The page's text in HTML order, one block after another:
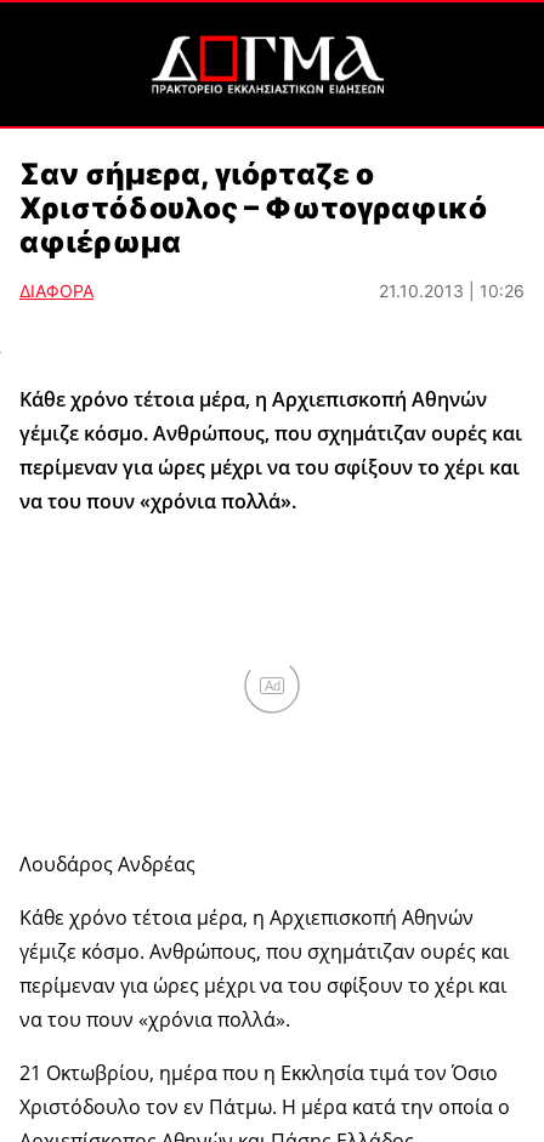
Σαν σήμερα, γιόρταζε ο
Χριστόδουλος – Φωτογραφικό
αφιέρωμα
ΔΙΑΦΟΡΑ 21.10.2013 | 10:26
Κάθε χρόνο τέτοια μέρα, η Αρχιεπισκοπή Αθηνών
γέμιζε κόσμο. Ανθρώπους, που σχημάτιζαν ουρές και
περίμεναν για ώρες μέχρι να του σφίξουν το χέρι και
να του πουν «χρόνια πολλά».
Ad
Λουδάρος Ανδρέας
Κάθε χρόνο τέτοια μέρα, η Αρχιεπισκοπή Αθηνών
γέμιζε κόσμο. Ανθρώπους, που σχημάτιζαν ουρές και
περίμεναν για ώρες μέχρι να του σφίξουν το χέρι και
να του πουν «χρόνια πολλά».
21 Οκτωβρίου, ημέρα που η Εκκλησία τιμά τον Όσιο
Χριστόδουλο τον εν Πάτμω. Η μέρα κατά την οποία ο